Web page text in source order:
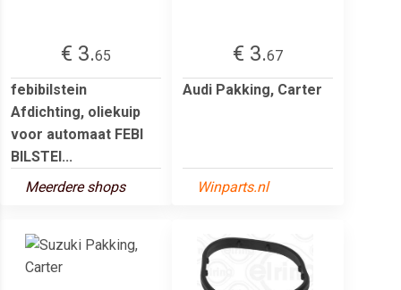
€ 3.65
febibilstein
Afdichting, oliekuip
voor automaat FEBI
BILSTEI...
Meerdere shops
€ 3.67
Audi Pakking, Carter
Winparts.nl